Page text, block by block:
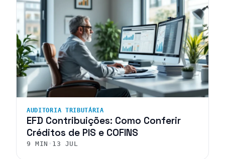
AUDITORIA TRIBUTÁRIA
EFD Contribuições: Como Conferir
Créditos de PIS e COFINS
9 MIN • 13 JUL